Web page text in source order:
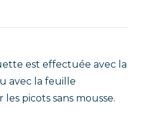
est effectuée avec la
avec la feuille
picots sans mousse.